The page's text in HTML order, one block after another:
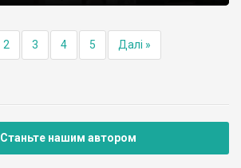
2 3 4 5 Далі »
Станьте нашим автором